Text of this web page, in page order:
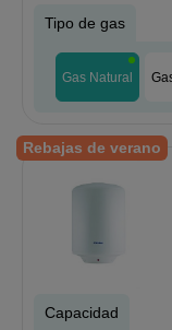
Tipo de gas
Gas Natural
Rebajas de verano
Capacidad